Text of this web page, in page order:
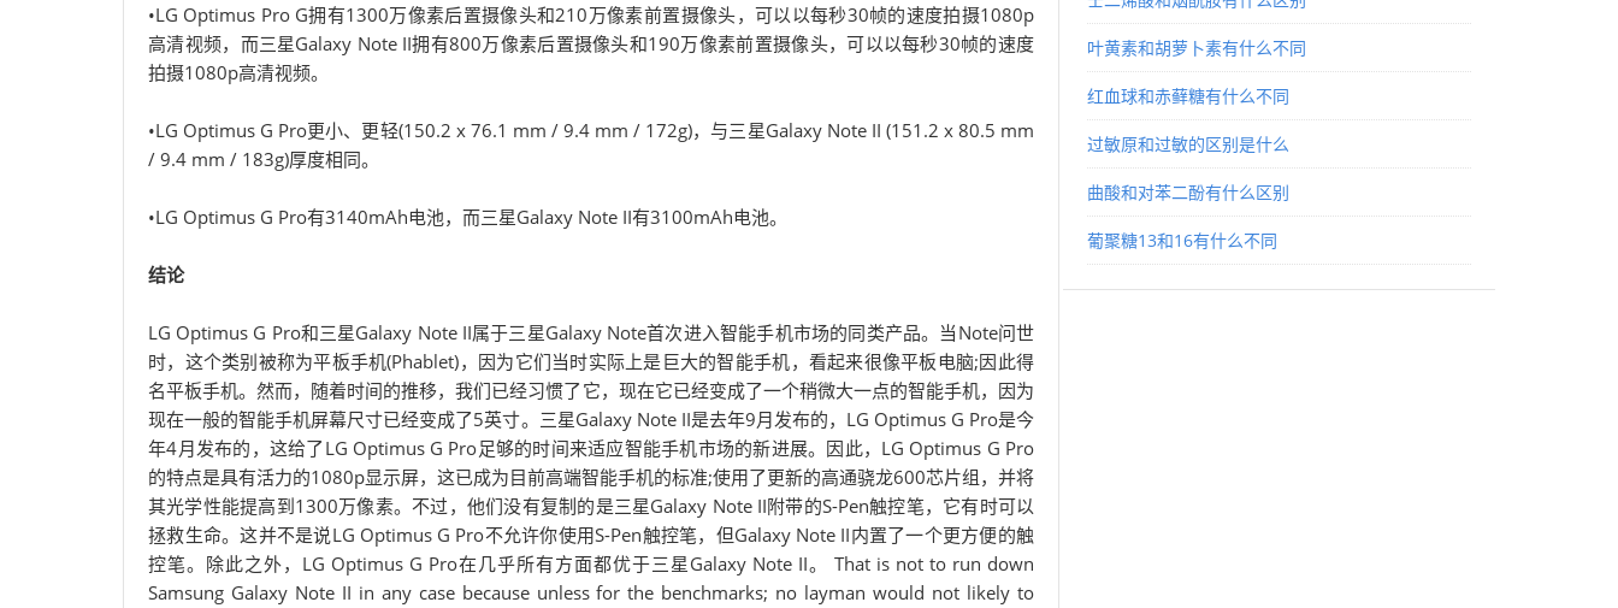
•LG Optimus Pro G拥有1300万像素后置摄像头和210万像素前置摄像头，可以以每秒30帧的速度拍摄1080p
高清视频，而三星Galaxy Note II拥有800万像素后置摄像头和190万像素前置摄像头，可以以每秒30帧的速度
拍摄1080p高清视频。
•LG Optimus G Pro更小、更轻(150.2 x 76.1 mm / 9.4 mm / 172g)，与三星Galaxy Note II (151.2 x 80.5 mm
/ 9.4 mm / 183g)厚度相同。
•LG Optimus G Pro有3140mAh电池，而三星Galaxy Note II有3100mAh电池。
结论
LG Optimus G Pro和三星Galaxy Note II属于三星Galaxy Note首次进入智能手机市场的同类产品。当Note问世
时，这个类别被称为平板手机(Phablet)，因为它们当时实际上是巨大的智能手机，看起来很像平板电脑;因此得
名平板手机。然而，随着时间的推移，我们已经习惯了它，现在它已经变成了一个稍微大一点的智能手机，因为
现在一般的智能手机屏幕尺寸已经变成了5英寸。三星Galaxy Note II是去年9月发布的，LG Optimus G Pro是今
年4月发布的，这给了LG Optimus G Pro足够的时间来适应智能手机市场的新进展。因此，LG Optimus G Pro
的特点是具有活力的1080p显示屏，这已成为目前高端智能手机的标准;使用了更新的高通骁龙600芯片组，并将
其光学性能提高到1300万像素。不过，他们没有复制的是三星Galaxy Note II附带的S-Pen触控笔，它有时可以
拯救生命。这并不是说LG Optimus G Pro不允许你使用S-Pen触控笔，但Galaxy Note II内置了一个更方便的触
控笔。除此之外，LG Optimus G Pro在几乎所有方面都优于三星Galaxy Note II。 That is not to run down
Samsung Galaxy Note II in any case because unless for the benchmarks; no layman would not likely to
叶黄素和胡萝卜素有什么不同
红血球和赤藓糖有什么不同
过敏原和过敏的区别是什么
曲酸和对苯二酚有什么区别
葡聚糖13和16有什么不同